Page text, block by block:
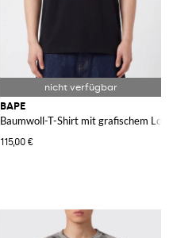
BAPE
Baumwoll-T-Shirt mit grafischem
115,00 €